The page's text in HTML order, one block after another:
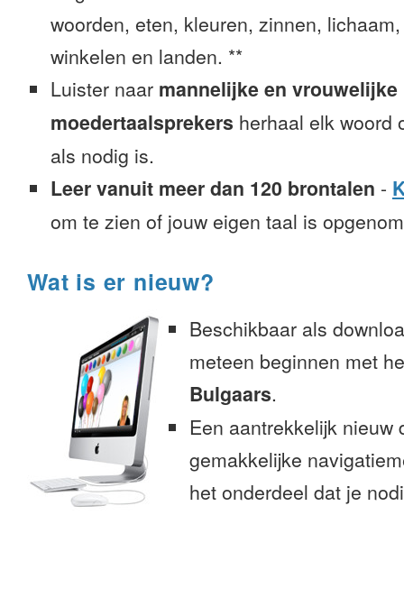
woorden, eten, kleuren, zinnen,
winkelen en landen. **
Luister naar mannelijke en vrouwelijke
moedertaalsprekers herhaal elk woord
als nodig is.
Leer vanuit meer dan 120 brontalen -
om te zien of jouw eigen taal is
Wat is er nieuw?
Beschikbaar als
meteen beginnen met
Bulgaars.
Een aantrekkelijk nieuw
gemakkelijke
het onderdeel dat je